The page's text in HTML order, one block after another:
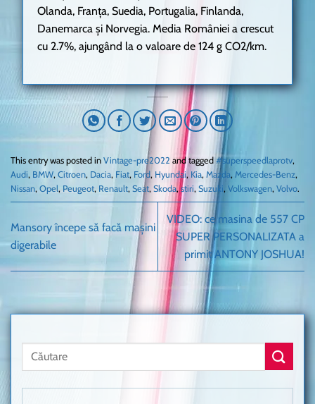
Olanda, Franța, Suedia, Portugalia, Finlanda,
Danemarca și Norvegia. Media României a crescut
cu 2.7%, ajungând la o valoare de 124 g CO2/km.
This entry was posted in Vintage-pre2022 and tagged #superspeedlaprotv,
Audi, BMW, Citroen, Dacia, Fiat, Ford, Hyundai, Kia, Mazda, Mercedes-Benz,
Nissan, Opel, Peugeot, Renault, Seat, Skoda,stiri, Suzuki, Volkswagen, Volvo.
Mansory începe să facă mașini
digerabile
VIDEO: ce masina de 557 CP
SUPER PERSONALIZATA a
primit ANTONY JOSHUA!